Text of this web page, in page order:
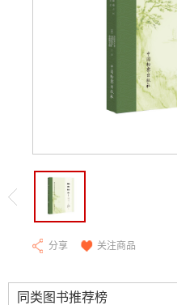
分享 关注商品
同类图书推荐榜